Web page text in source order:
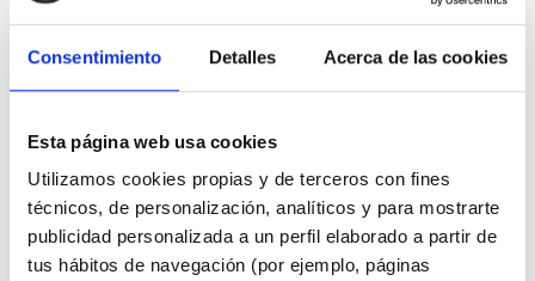
Consentimiento Detalles Acerca de las cookies
Esta página web usa cookies
Utilizamos cookies propias y de terceros con fines
técnicos, de personalización, analíticos y para mostrarte
publicidad personalizada a un perfil elaborado a partir de
tus hábitos de navegación (por ejemplo, páginas
Anàlisis periòdic
Dels paràmetres de la web corporativa, per
controlar el seu rendiment.